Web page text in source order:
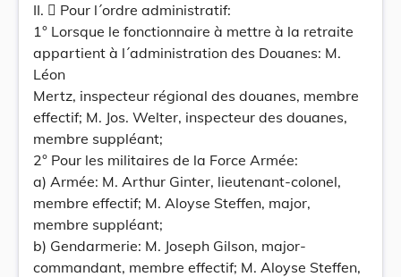
II.  Pour l´ordre administratif:
1° Lorsque le fonctionnaire à mettre à la retraite
appartient à l´administration des Douanes: M.
Léon
Mertz, inspecteur régional des douanes, membre
effectif; M. Jos. Welter, inspecteur des douanes,
membre suppléant;
2° Pour les militaires de la Force Armée:
a) Armée: M. Arthur Ginter, lieutenant-colonel,
membre effectif; M. Aloyse Steffen, major,
membre suppléant;
b) Gendarmerie: M. Joseph Gilson, major-
commandant, membre effectif; M. Aloyse Steffen,